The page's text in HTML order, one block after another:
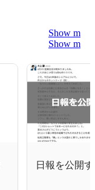
Show more
Show more
日報を公開